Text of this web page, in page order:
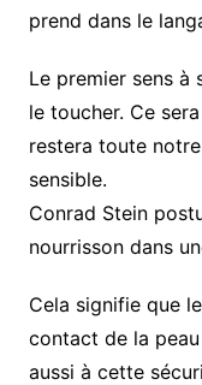
prend dans le
Le premier sens à
le toucher. Ce
restera toute
sensible.
Conrad Stein
nourrisson dans
Cela signifie que le
contact de la
aussi à cette